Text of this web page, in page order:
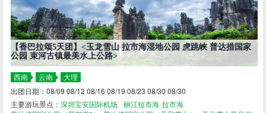
【香巴拉颂5天团】<玉龙雪山 拉市海湿地公园 虎跳峡 普达措国家
公园 束河古镇最美水上公路>
西南 云南
大理
出团日期：08/09 08/12 08/16 08/19 08/23 08/30 08/30
主要游玩景点：深圳宝安国际机场 丽江拉市海 拉市海